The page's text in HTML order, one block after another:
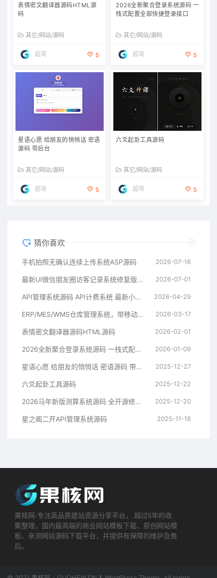
表情密文翻译器源码HTML源
码
其它/网站/源码
超哥 5
2026全新聚合登录系统源码 一
栈式配置全部快捷登录接口
其它/网站/源码
超哥 5
星语心愿 给朋友的悄悄话 密语
源码 带后台
其它/网站/源码
超哥 5
六爻起卦工具源码
其它/网站/源码
超哥 5
猜你喜欢
手机拍照无确认连续上传系统ASP源码 2026-07-16
最新UI微信朋友圈访客记录系统修复版源码 2026-07-01
API管理系统源码 API计费系统 最新小齐二开版 2026-04-29
ERP/MES/WMS仓库管理系统，带移动端，有文档 运行视频
2026-03-17
表情密文翻译器源码HTML源码 2026-02-01
2026全新聚合登录系统源码 一栈式配置全部快捷登录接口 2026-01-09
星语心愿 给朋友的悄悄话 密语源码 带后台 2025-12-27
六爻起卦工具源码 2025-12-22
2026马年新版测算系统源码 全开源修复版 支持易支付带教程 2025-12-20
星之阁二开API管理系统源码 2025-11-18
果核网-专注高品质建站资源分享平台， 超过5年的收
集整理，国内最高端的商业网站模板下载、原创网站模
板、亲测网站源码下载平台，并提供有保障的维护及售
后。